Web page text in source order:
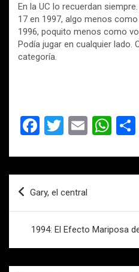
En la UC lo recuerdan
17 en 1997, algo menos
1996, poquito menos como
Podía jugar en cualquier lado.
categoría.
F
ce
o
o
k
T
tt
E
ail
W
at
p
Navegación
Gary, el central
1994: El Efecto Mariposa